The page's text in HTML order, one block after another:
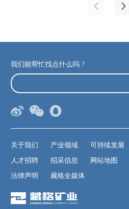
我们能帮忙找点什么吗 ?
关于我们 产业领域 可持续发展
人才招聘
招采信息 网站地图
法律声明
藏格全媒体